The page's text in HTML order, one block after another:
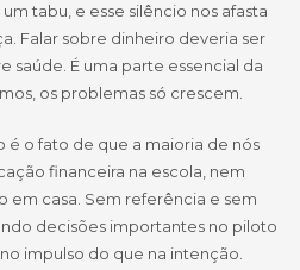
tabu, e esse silêncio nos afasta
Falar sobre dinheiro deveria ser
saúde. É uma parte essencial da
os problemas só crescem.
é o fato de que a maioria de nós
financeira na escola, nem
em casa. Sem referência e sem
decisões importantes no piloto
impulso do que na intenção.